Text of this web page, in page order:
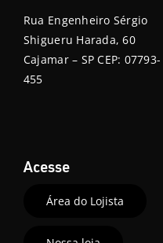
Rua Engenheiro Sérgio
Shigueru Harada, 60
Cajamar – SP CEP: 07793-
455
Acesse
Área do Lojista